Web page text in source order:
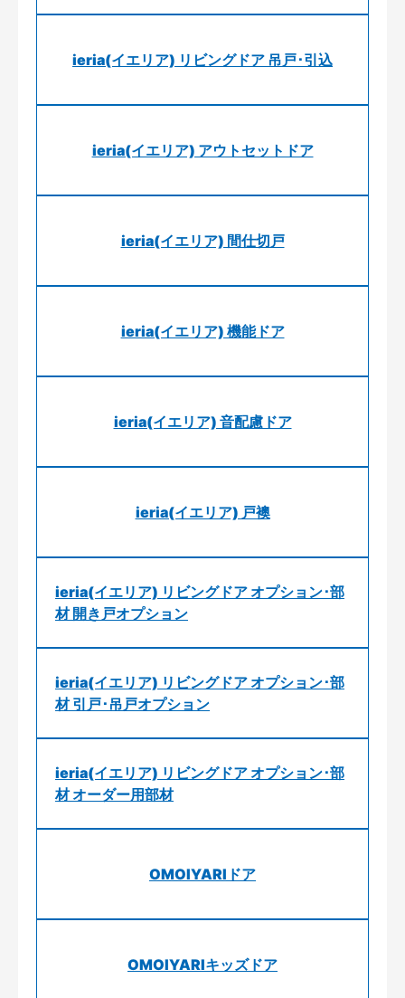
ieria(イエリア) リビングドア 吊戸･引込
ieria(イエリア) アウトセットドア
ieria(イエリア) 間仕切戸
ieria(イエリア) 機能ドア
ieria(イエリア) 音配慮ドア
ieria(イエリア) 戸襖
ieria(イエリア) リビングドア オプション･部
材 開き戸オプション
ieria(イエリア) リビングドア オプション･部
材 引戸･吊戸オプション
ieria(イエリア) リビングドア オプション･部
材 オーダー用部材
OMOIYARIドア
OMOIYARIキッズドア